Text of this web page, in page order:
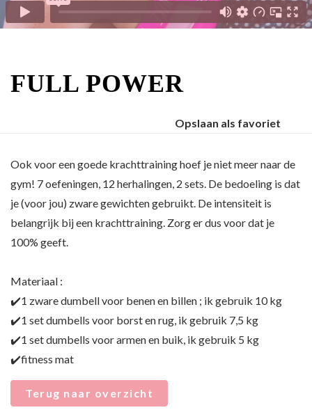
FULL POWER
Opslaan als favoriet
Ook voor een goede krachttraining hoef je niet meer naar de
gym! 7 oefeningen, 12 herhalingen, 2 sets. De bedoeling is dat
je (voor jou) zware gewichten gebruikt. De intensiteit is
belangrijk bij een krachttraining. Zorg er dus voor dat je
100% geeft.
Materiaal :
✔️1 zware dumbell voor benen en billen ; ik gebruik 10 kg
✔️1 set dumbells voor borst en rug, ik gebruik 7,5 kg
✔️1 set dumbells voor armen en buik, ik gebruik 5 kg
✔️fitness mat
Terug naar overzicht